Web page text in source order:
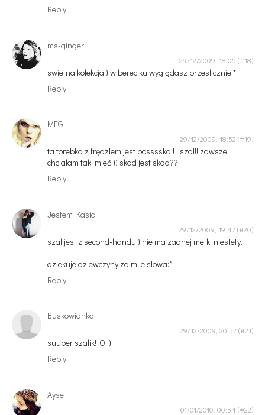
Reply
ms-ginger
29/12/2009, 18:05
swietna kolekcja:) w bereciku wyglądasz przeslicznie:*
Reply
MEG
29/12/2009, 18:52
ta torebka z frędzlem jest bosssska!! i szal!! zawsze
chcialam taki mieć:)) skad jest skad??
Reply
Jestem Kasia
29/12/2009, 19:47
szal jest z second-handu:) nie ma zadnej metki niestety.
dziekuje dziewczyny za mile slowa:*
Reply
Buskowianka
29/12/2009, 20:57
suuper szalik! ;O ;)
Reply
Ayse
01/01/2010, 00:54